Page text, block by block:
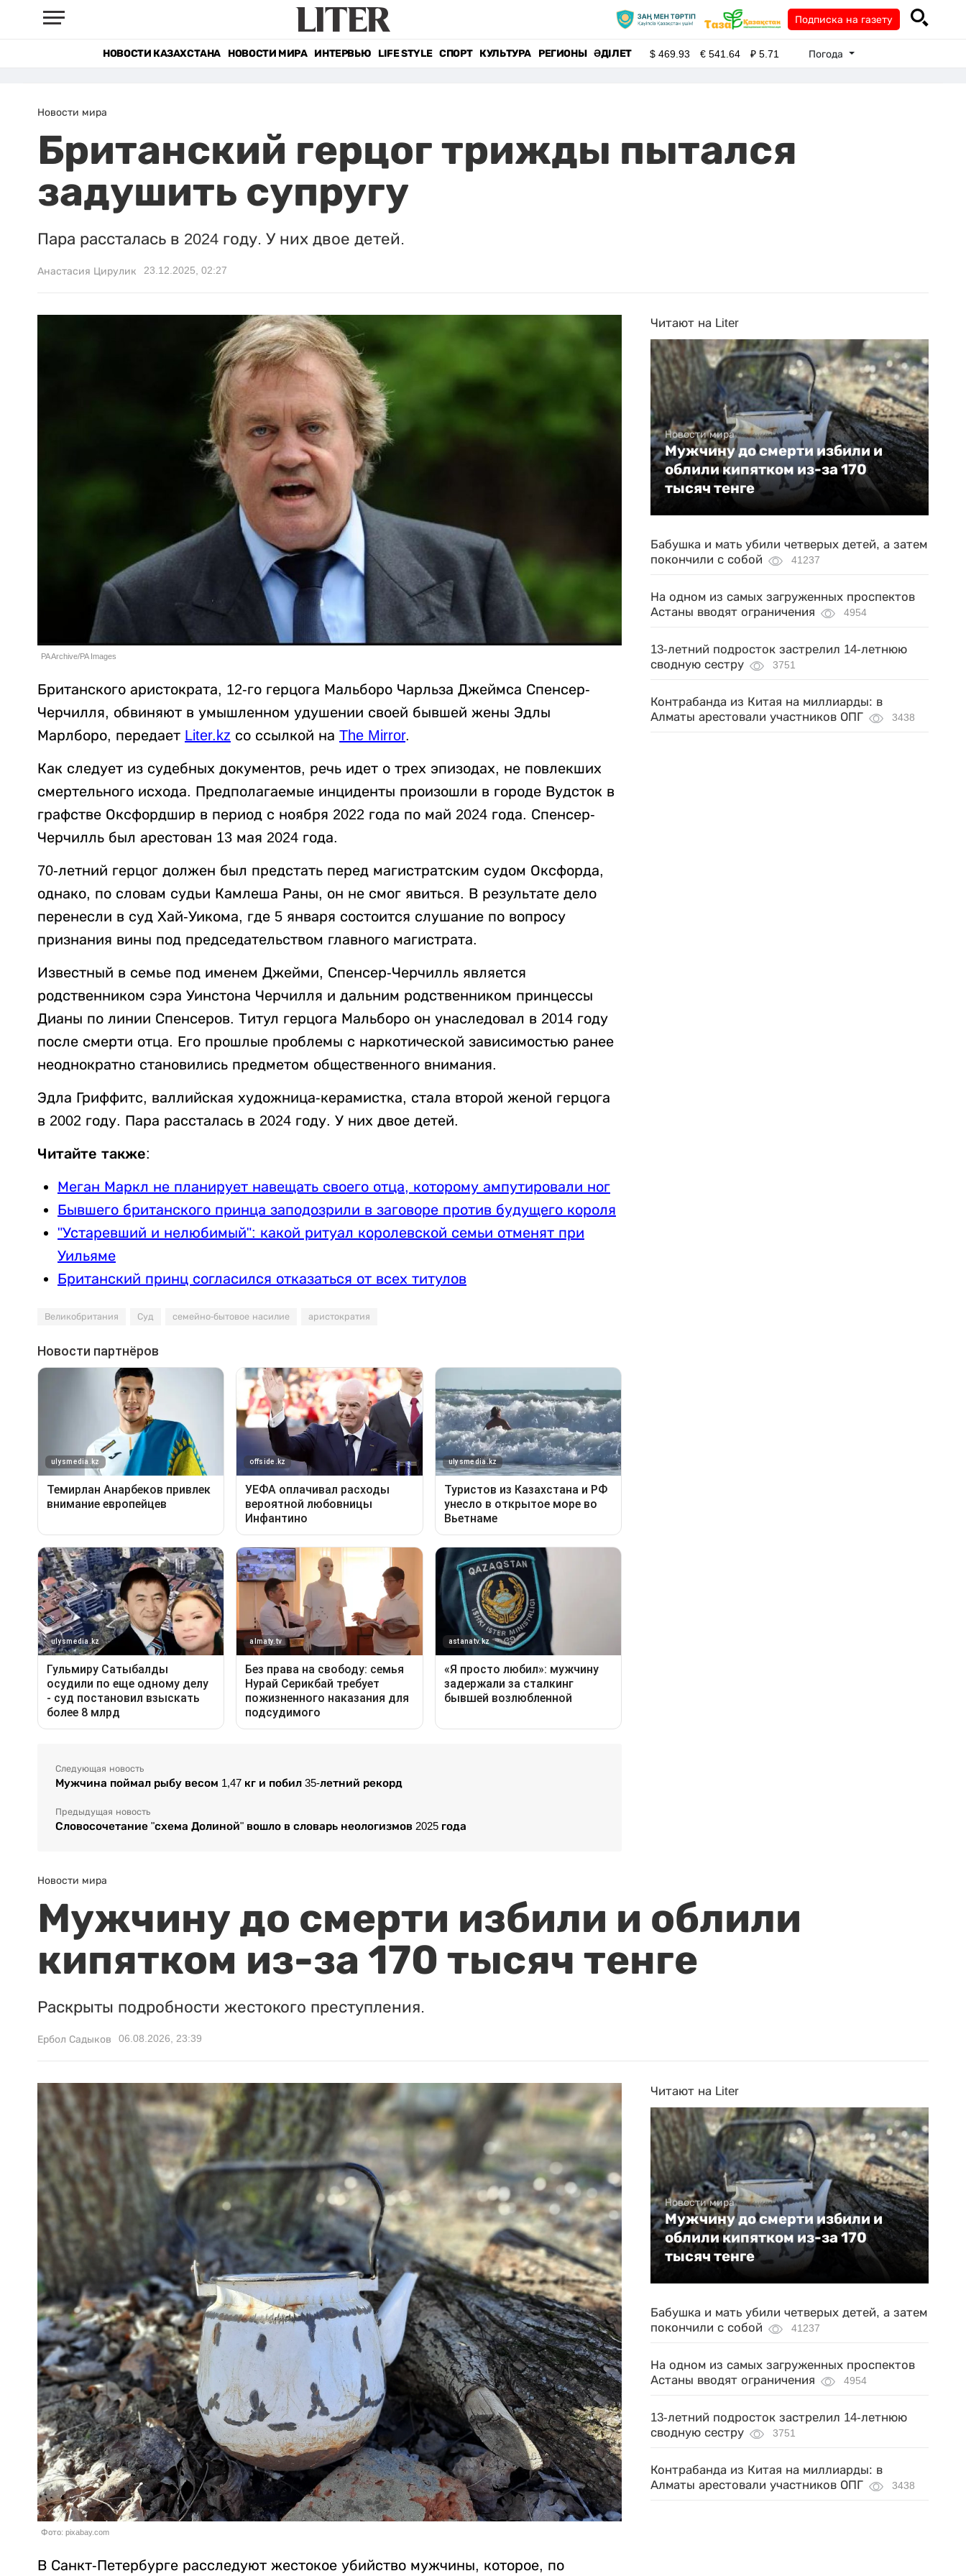
Подписка на газету
НОВОСТИ КАЗАХСТАНА НОВОСТИ МИРА ИНТЕРВЬЮ LIFE STYLE СПОРТ КУЛЬТУРА РЕГИОНЫ ӘДІЛЕТ $469.93 €541.64 ₽5.71 Погода
Новости мира
Британский герцог трижды пытался
задушить супругу
Пара рассталась в 2024 году. У них двое детей.
Анастасия Цирулик 23.12.2025, 02:27
PA Archive/PA Images
Британского аристократа, 12-го герцога Мальборо Чарльза Джеймса Спенсер-
Черчилля, обвиняют в умышленном удушении своей бывшей жены Эдлы
Марлборо, передает Liter.kz со ссылкой на The Mirror.
Как следует из судебных документов, речь идет о трех эпизодах, не повлекших
смертельного исхода. Предполагаемые инциденты произошли в городе Вудсток в
графстве Оксфордшир в период с ноября 2022 года по май 2024 года. Спенсер-
Черчилль был арестован 13 мая 2024 года.
70-летний герцог должен был предстать перед магистратским судом Оксфорда,
однако, по словам судьи Камлеша Раны, он не смог явиться. В результате дело
перенесли в суд Хай-Уикома, где 5 января состоится слушание по вопросу
признания вины под председательством главного магистрата.
Известный в семье под именем Джейми, Спенсер-Черчилль является
родственником сэра Уинстона Черчилля и дальним родственником принцессы
Дианы по линии Спенсеров. Титул герцога Мальборо он унаследовал в 2014 году
после смерти отца. Его прошлые проблемы с наркотической зависимостью ранее
неоднократно становились предметом общественного внимания.
Эдла Гриффитс, валлийская художница-керамистка, стала второй женой герцога
в 2002 году. Пара рассталась в 2024 году. У них двое детей.
Читайте также:
Меган Маркл не планирует навещать своего отца, которому ампутировали ног
Бывшего британского принца заподозрили в заговоре против будущего короля
"Устаревший и нелюбимый": какой ритуал королевской семьи отменят при
Уильяме
Британский принц согласился отказаться от всех титулов
Великобритания Суд семейно-бытовое насилие аристократия
Следующая новость
Мужчина поймал рыбу весом 1,47 кг и побил 35-летний рекорд
Предыдущая новость
Словосочетание "схема Долиной" вошло в словарь неологизмов 2025 года
Читают на Liter
Новости мира
Мужчину до смерти избили и
облили кипятком из-за 170
тысяч тенге
Бабушка и мать убили четверых детей, а затем
покончили с собой
41237
На одном из самых загруженных проспектов
Астаны вводят ограничения
4954
13-летний подросток застрелил 14-летнюю
сводную сестру
3751
Контрабанда из Китая на миллиарды: в
Алматы арестовали участников ОПГ
3438
Новости мира
Мужчину до смерти избили и облили
кипятком из-за 170 тысяч тенге
Раскрыты подробности жестокого преступления.
Ербол Садыков 06.08.2026, 23:39
Фото: pixabay.com
В Санкт-Петербурге расследуют жестокое убийство мужчины, которое, по
Читают на Liter
Новости мира
Мужчину до смерти избили и
облили кипятком из-за 170
тысяч тенге
Бабушка и мать убили четверых детей, а затем
покончили с собой
41237
На одном из самых загруженных проспектов
Астаны вводят ограничения
4954
13-летний подросток застрелил 14-летнюю
сводную сестру
3751
Контрабанда из Китая на миллиарды: в
Алматы арестовали участников ОПГ
3438